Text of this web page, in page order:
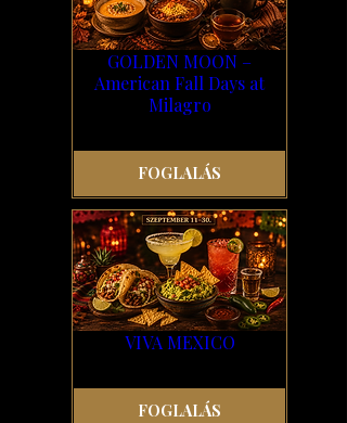
GOLDEN MOON –
American Fall Days at
Milagro
FOGLALÁS
VIVA MEXICO
FOGLALÁS